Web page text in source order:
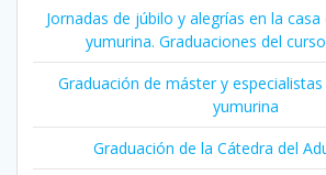
Jornadas de júbilo y alegrías en la
yumurina. Graduaciones del
Graduación de máster y
yumurina
Graduación de la Cátedra del